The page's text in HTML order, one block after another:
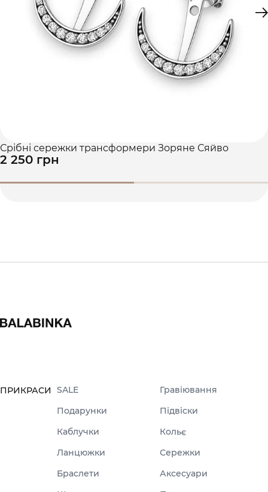
Срібні сережки трансформери Зоряне Сяйво
2 250 грн
ПРИКРАСИ SALE
Гравіювання
Подарунки
Підвіски
Каблучки
Кольє
Ланцюжки
Сережки
Браслети
Аксесуари